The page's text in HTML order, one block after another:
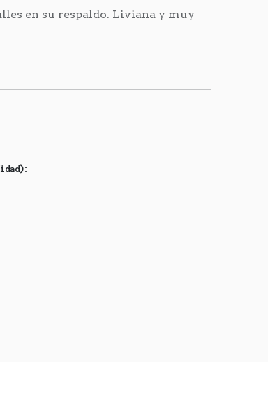
en su respaldo. Liviana y muy
: